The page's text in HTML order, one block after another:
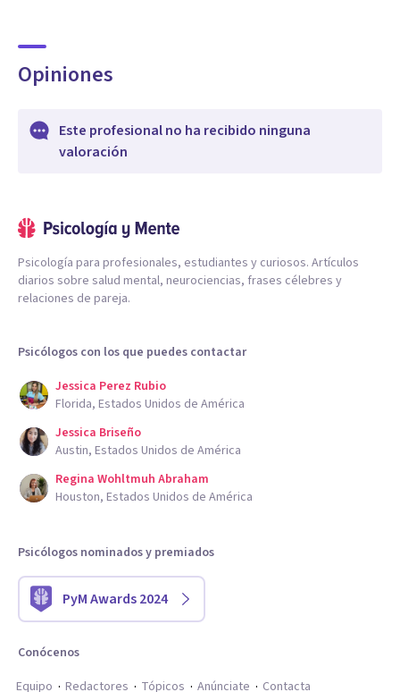
Opiniones
Este profesional no ha recibido ninguna
valoración
Psicología para profesionales, estudiantes y curiosos. Artículos
diarios sobre salud mental, neurociencias, frases célebres y
relaciones de pareja.
Psicólogos con los que puedes contactar
Jessica Perez Rubio
Florida, Estados Unidos de América
Jessica Briseño
Austin, Estados Unidos de América
Regina Wohltmuh Abraham
Houston, Estados Unidos de América
Psicólogos nominados y premiados
PyM Awards 2024
Conócenos
Equipo
Redactores Tópicos Anúnciate Contacta